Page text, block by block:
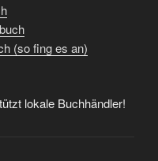
(so fing es an)
lokale Buchhändler!